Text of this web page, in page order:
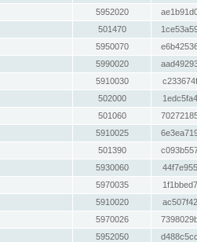
5952020
501470
5950070
5990020
5910030
502000
501060
5910025
501390
5930060
5970035
5910020
5970026
5952050